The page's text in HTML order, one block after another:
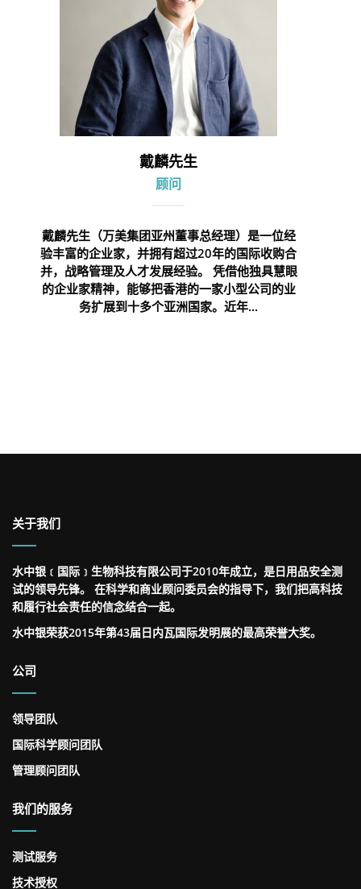
戴麟先生
顾问
戴麟先生（万美集团亚州董事总经理）是一位经
验丰富的企业家，并拥有超过20年的国际收购合
并，战略管理及人才发展经验。 凭借他独具慧眼
的企业家精神，能够把香港的一家小型公司的业
务扩展到十多个亚洲国家。近年...
关于我们
水中银﹝国际﹞生物科技有限公司于2010年成立，是日用品安全测
试的领导先锋。 在科学和商业顾问委员会的指导下，我们把高科技
和履行社会责任的信念结合一起。
水中银荣获2015年第43届日内瓦国际发明展的最高荣誉大奖。
公司
领导团队
国际科学顾问团队
管理顾问团队
我们的服务
测试服务
技术授权